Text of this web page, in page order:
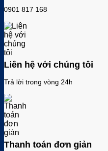
0901 817 168
Liên hệ với chúng tôi
Trả lời trong vòng 24h
Thanh toán đơn giản